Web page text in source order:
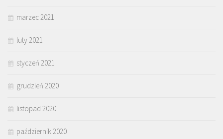
marzec 2021
luty 2021
styczeń 2021
grudzień 2020
listopad 2020
październik 2020